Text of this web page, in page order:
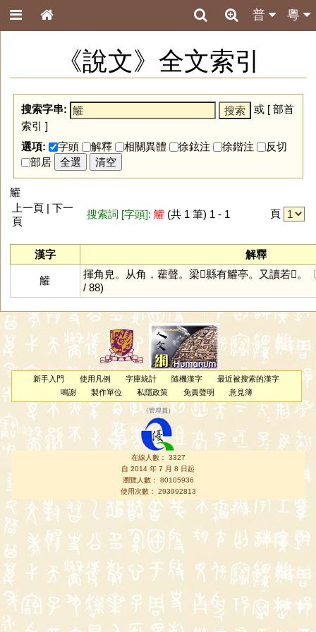
粵
普
《說文》全文索引
搜索字串: 或 [ 部首
索引 ]
選項:
字頭 解釋 相關異體 徐鉉注 徐鍇注
反切
部居
全選 清空
䚭
上一頁 | 下一
頁
搜索詞 [字頭]: 䚭(共 1 筆) 1 - 1 頁
漢字 解釋
䚭
揮角皃。从角，雚聲。梁𨻳縣有䚭亭。又讀若𦄑。
/ 88)
新手入門 使用凡例 字庫統計 隨機漢字
最近被搜索的漢字
鳴謝
製作單位 私隱政策 免責聲明 意見簿
（管理員 ）
在線人數： 3327
自 2014 年 7 月 8 日起
瀏覽人數： 80105936
使用次數： 293992813